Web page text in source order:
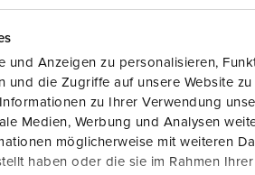
und Anzeigen zu personalisieren,
und die Zugriffe auf unsere Website zu
zu Ihrer Verwendung
Medien, Werbung und Analysen
möglicherweise mit weiteren
haben oder die sie im Rahmen
PORTFOLIO
voor elke